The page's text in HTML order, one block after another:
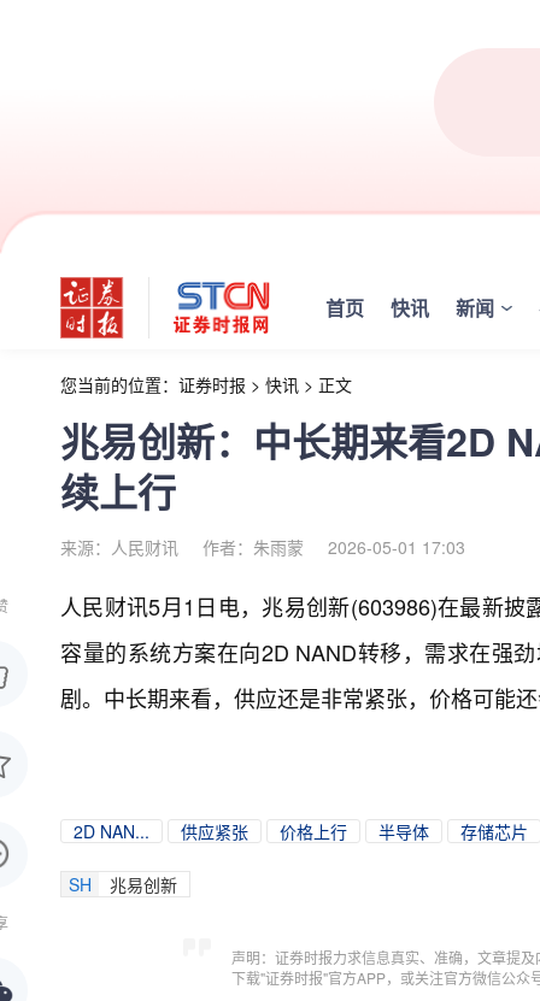
首页 快讯 新闻
您当前的位置： 证券时报 > 快讯 > 正文
兆易创新：中长期来看2D
续上行
来源：人民财讯 作者：朱雨蒙 2026-05-01 17:03
人民财讯5月1日电， 兆易创新(603986)在最新披
容量的系统方案在向2D NAND转移，需求在强
剧。中长期来看，供应还是非常紧张，价格可能
2D NAN... 供应紧张 价格上行 半导体 存储芯片
SH 兆易创新
声明：证券时报力求信息真实、准确，文章提
下载"证券时报"官方APP，或关注官方微信公